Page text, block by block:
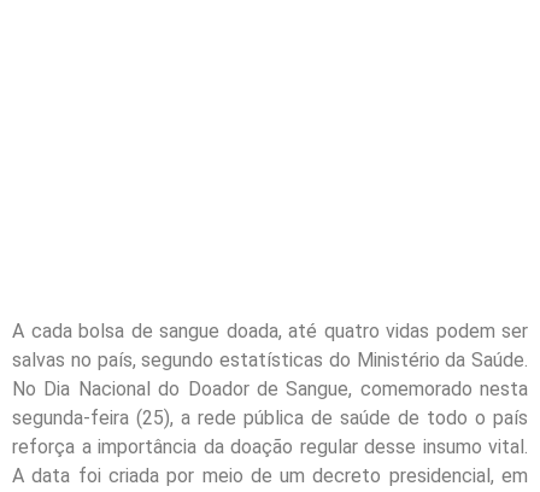
A cada bolsa de sangue doada, até quatro vidas podem ser
salvas no país, segundo estatísticas do Ministério da Saúde.
No Dia Nacional do Doador de Sangue, comemorado nesta
segunda-feira (25), a rede pública de saúde de todo o país
reforça a importância da doação regular desse insumo vital.
A data foi criada por meio de um decreto presidencial, em